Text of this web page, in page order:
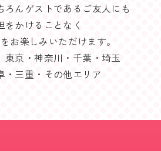
ろんゲストであるご友人にも
をかけることなく
お楽しみいただけます。
東京・神奈川・千葉・埼玉
・三重・その他エリア